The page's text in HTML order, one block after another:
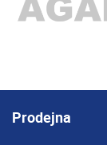
Prodejna